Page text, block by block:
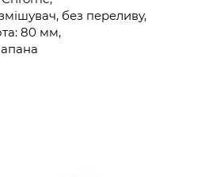
без переливу,
80 мм,